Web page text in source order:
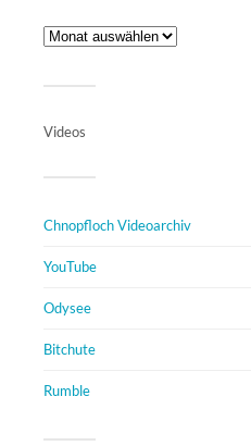
Videos
Chnopfloch Videoarchiv
YouTube
Odysee
Bitchute
Rumble